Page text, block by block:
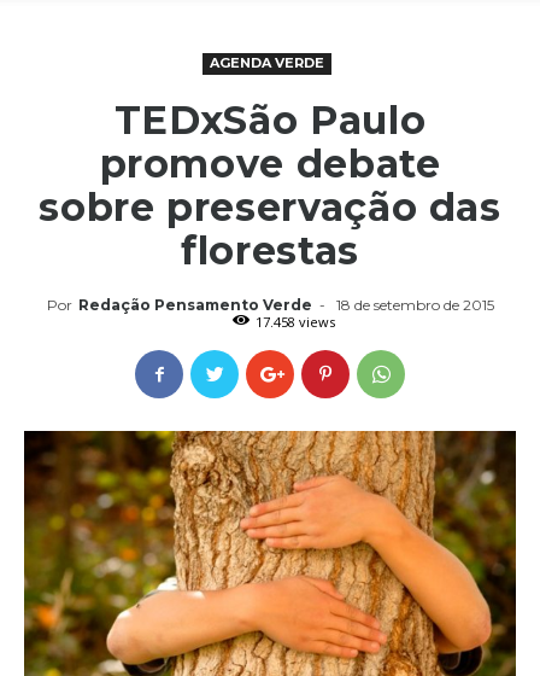
AGENDA VERDE
TEDxSão Paulo
promove debate
sobre preservação das
florestas
Por Redação Pensamento Verde -
18 de setembro de 2015
17.458 views